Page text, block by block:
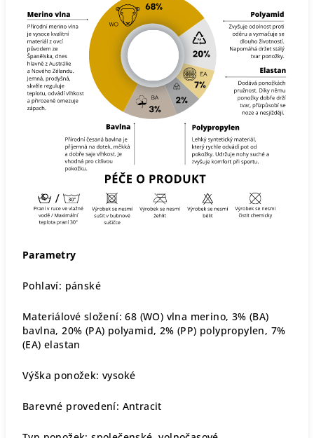
Parametry
Pohlaví: pánské
Materiálové složení: 68 (WO) vlna merino, 3% (BA)
bavlna, 20% (PA) polyamid, 2% (PP) polypropylen, 7%
(EA) elastan
Výška ponožek: vysoké
Barevné provedení: Antracit